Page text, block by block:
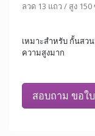
ลวด 13 แถว / สูง
เหมาะสำหรับ กั้นสว
ความสูงมาก
สอบถาม ขอใ